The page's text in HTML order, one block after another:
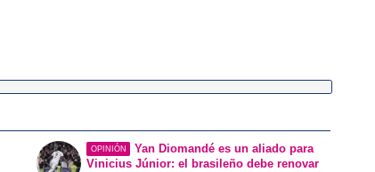
OPINIÓN
Yan Diomandé es un aliado para
Vinicius Júnior: el brasileño debe renovar